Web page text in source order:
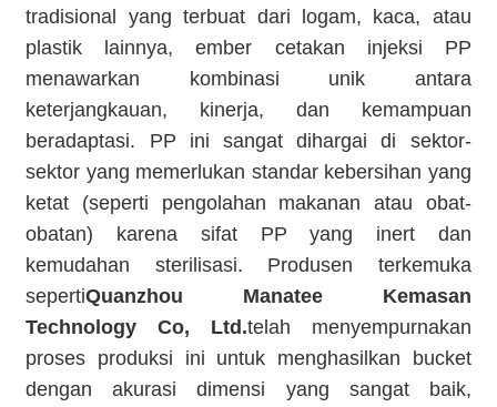
tradisional yang terbuat dari logam, kaca, atau
plastik lainnya, ember cetakan injeksi PP
menawarkan kombinasi unik antara
keterjangkauan, kinerja, dan kemampuan
beradaptasi. PP ini sangat dihargai di sektor-
sektor yang memerlukan standar kebersihan yang
ketat (seperti pengolahan makanan atau obat-
obatan) karena sifat PP yang inert dan
kemudahan sterilisasi. Produsen terkemuka
sepertiQuanzhou Manatee Kemasan
Technology Co, Ltd.telah menyempurnakan
proses produksi ini untuk menghasilkan bucket
dengan akurasi dimensi yang sangat baik,